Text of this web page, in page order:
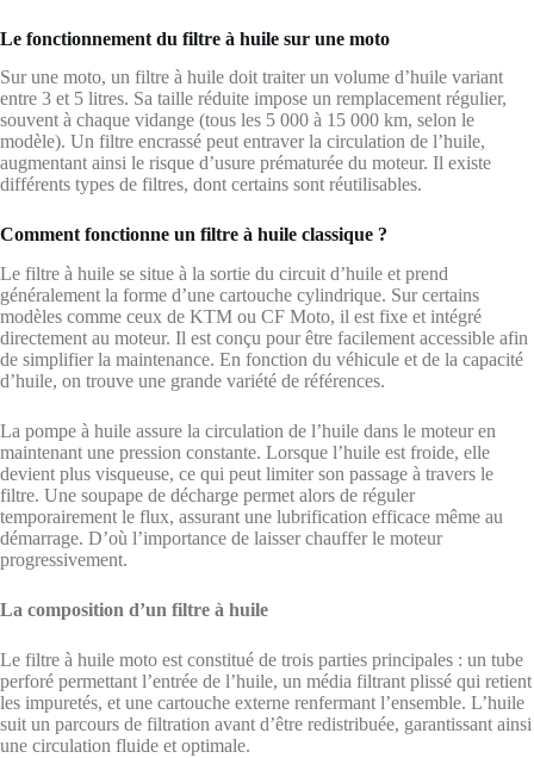
Le fonctionnement du filtre à huile sur une moto
Sur une moto, un filtre à huile doit traiter un volume d’huile variant
entre 3 et 5 litres. Sa taille réduite impose un remplacement régulier,
souvent à chaque vidange (tous les 5 000 à 15 000 km, selon le
modèle). Un filtre encrassé peut entraver la circulation de l’huile,
augmentant ainsi le risque d’usure prématurée du moteur. Il existe
différents types de filtres, dont certains sont réutilisables.
Comment fonctionne un filtre à huile classique ?
Le filtre à huile se situe à la sortie du circuit d’huile et prend
généralement la forme d’une cartouche cylindrique. Sur certains
modèles comme ceux de KTM ou CF Moto, il est fixe et intégré
directement au moteur. Il est conçu pour être facilement accessible afin
de simplifier la maintenance. En fonction du véhicule et de la capacité
d’huile, on trouve une grande variété de références.
La pompe à huile assure la circulation de l’huile dans le moteur en
maintenant une pression constante. Lorsque l’huile est froide, elle
devient plus visqueuse, ce qui peut limiter son passage à travers le
filtre. Une soupape de décharge permet alors de réguler
temporairement le flux, assurant une lubrification efficace même au
démarrage. D’où l’importance de laisser chauffer le moteur
progressivement.
La composition d’un filtre à huile
Le filtre à huile moto est constitué de trois parties principales : un tube
perforé permettant l’entrée de l’huile, un média filtrant plissé qui retient
les impuretés, et une cartouche externe renfermant l’ensemble. L’huile
suit un parcours de filtration avant d’être redistribuée, garantissant ainsi
une circulation fluide et optimale.